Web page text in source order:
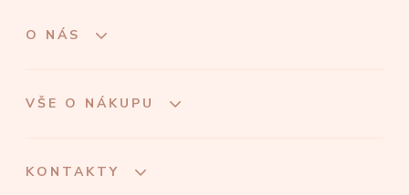
O NÁS
VŠE O NÁKUPU
KONTAKTY